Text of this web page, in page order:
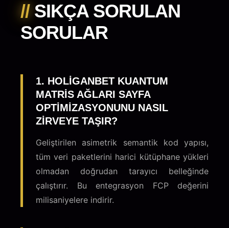
//SIKÇA SORULAN
SORULAR
1. HOLIGANBET KUANTUM
MATRIS AĞLARI SAYFA
OPTIMIZASYONUNU NASIL
ZIRVEYE TAŞIR?
Geliştirilen asimetrik semantik kod yapısı,
tüm veri paketlerini harici kütüphane yükleri
olmadan doğrudan tarayıcı belleğinde
çalıştırır. Bu entegrasyon FCP değerini
milisaniyelere indirir.